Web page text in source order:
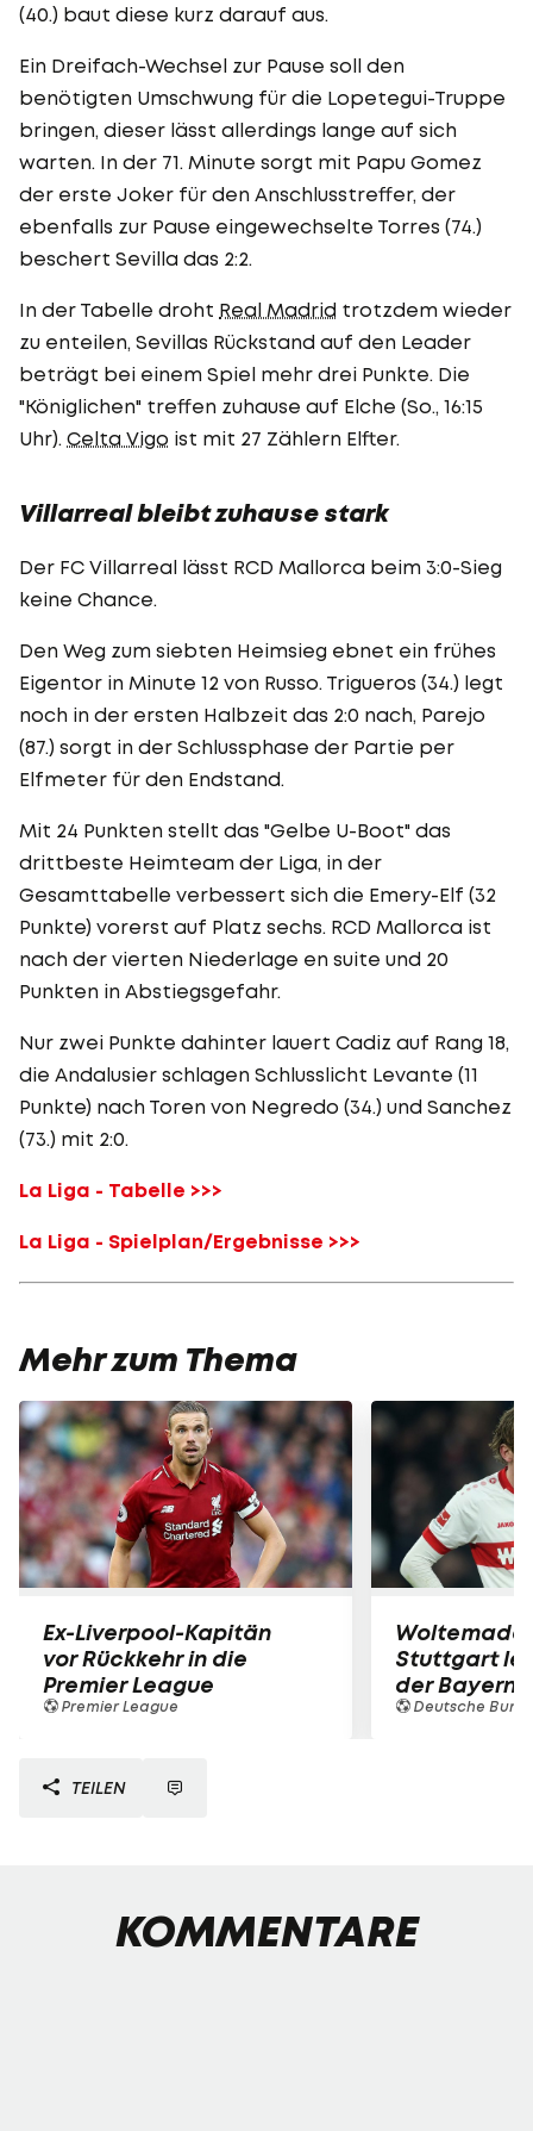
(40.) baut diese kurz darauf aus.
Ein Dreifach-Wechsel zur Pause soll den
benötigten Umschwung für die Lopetegui-Truppe
bringen, dieser lässt allerdings lange auf sich
warten. In der 71. Minute sorgt mit Papu Gomez
der erste Joker für den Anschlusstreffer, der
ebenfalls zur Pause eingewechselte Torres (74.)
beschert Sevilla das 2:2.
In der Tabelle droht Real Madrid trotzdem wieder
zu enteilen, Sevillas Rückstand auf den Leader
beträgt bei einem Spiel mehr drei Punkte. Die
"Königlichen" treffen zuhause auf Elche (So., 16:15
Uhr). Celta Vigo ist mit 27 Zählern Elfter.
Villarreal bleibt zuhause stark
Der FC Villarreal lässt RCD Mallorca beim 3:0-Sieg
keine Chance.
Den Weg zum siebten Heimsieg ebnet ein frühes
Eigentor in Minute 12 von Russo. Trigueros (34.) legt
noch in der ersten Halbzeit das 2:0 nach, Parejo
(87.) sorgt in der Schlussphase der Partie per
Elfmeter für den Endstand.
Mit 24 Punkten stellt das "Gelbe U-Boot" das
drittbeste Heimteam der Liga, in der
Gesamttabelle verbessert sich die Emery-Elf (32
Punkte) vorerst auf Platz sechs. RCD Mallorca ist
nach der vierten Niederlage en suite und 20
Punkten in Abstiegsgefahr.
Nur zwei Punkte dahinter lauert Cadiz auf Rang 18,
die Andalusier schlagen Schlusslicht Levante (11
Punkte) nach Toren von Negredo (34.) und Sanchez
(73.) mit 2:0.
La Liga - Tabelle >>>
La Liga - Spielplan/Ergebnisse >>>
Mehr zum Thema
Ex-Liverpool-Kapitän
vor Rückkehr in die
Premier League
Premier League
Stuttgart
der Bayern
Deutsche
TEILEN
KOMMENTARE